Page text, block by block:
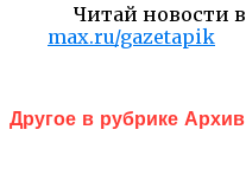
Читай новости
max.ru/gazetapik
Другое в рубрике Архив